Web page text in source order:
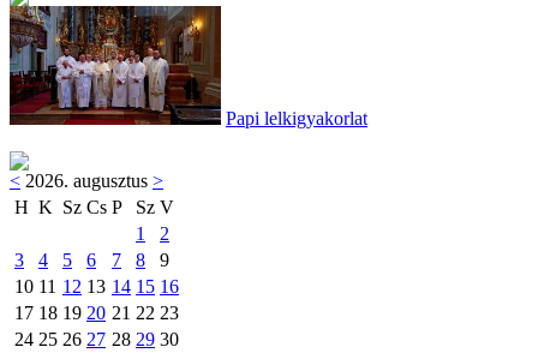
Papi lelkigyakorlat
< 2026. augusztus >
H K Sz Cs P Sz V
1
2
3
4 5 6 7 8
9
10 11 12 13 14 15 16
17 18 19 20 21 22 23
24 25 26 27 28 29 30